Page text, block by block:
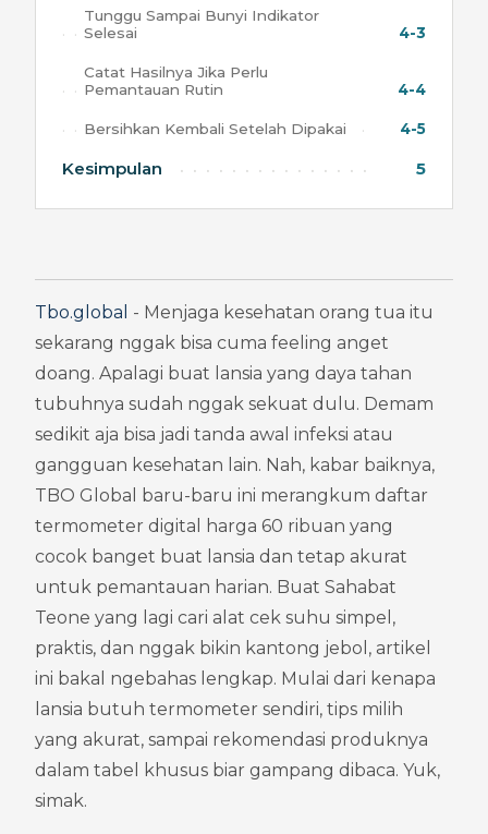
Tunggu Sampai Bunyi Indikator
Selesai
4-3
Catat Hasilnya Jika Perlu
Pemantauan Rutin
4-4
Bersihkan Kembali Setelah Dipakai 4-5
Kesimpulan 5
Tbo.global - Menjaga kesehatan orang tua itu
sekarang nggak bisa cuma feeling anget
doang. Apalagi buat lansia yang daya tahan
tubuhnya sudah nggak sekuat dulu. Demam
sedikit aja bisa jadi tanda awal infeksi atau
gangguan kesehatan lain. Nah, kabar baiknya,
TBO Global baru-baru ini merangkum daftar
termometer digital harga 60 ribuan yang
cocok banget buat lansia dan tetap akurat
untuk pemantauan harian. Buat Sahabat
Teone yang lagi cari alat cek suhu simpel,
praktis, dan nggak bikin kantong jebol, artikel
ini bakal ngebahas lengkap. Mulai dari kenapa
lansia butuh termometer sendiri, tips milih
yang akurat, sampai rekomendasi produknya
dalam tabel khusus biar gampang dibaca. Yuk,
simak.